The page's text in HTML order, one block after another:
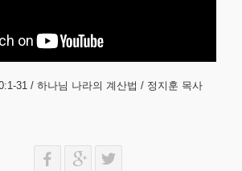
31 / 하나님 나라의 계산법 / 정지훈 목사